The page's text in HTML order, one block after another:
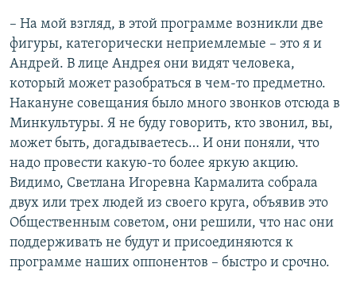
– На мой взгляд, в этой программе возникли две
фигуры, категорически неприемлемые – это я и
Андрей. В лице Андрея они видят человека,
который может разобраться в чем-то предметно.
Накануне совещания было много звонков отсюда в
Минкультуры. Я не буду говорить, кто звонил, вы,
может быть, догадываетесь… И они поняли, что
надо провести какую-то более яркую акцию.
Видимо, Светлана Игоревна Кармалита собрала
двух или трех людей из своего круга, объявив это
Общественным советом, они решили, что нас они
поддерживать не будут и присоединяются к
программе наших оппонентов – быстро и срочно.